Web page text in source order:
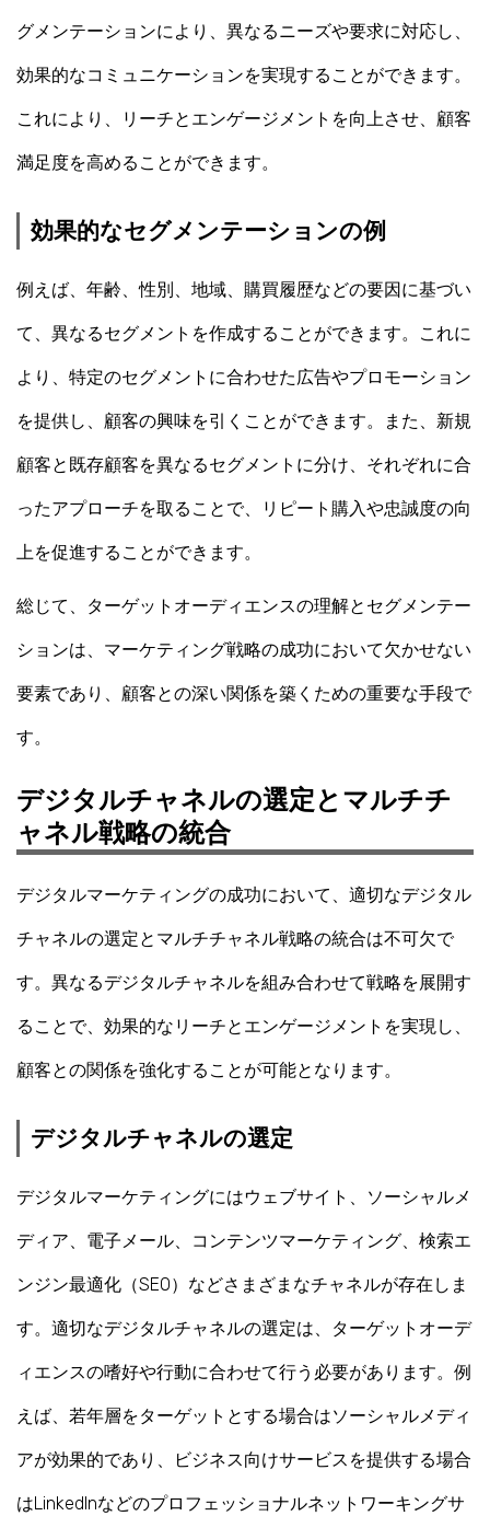
グメンテーションにより、異なるニーズや要求に対応し、
効果的なコミュニケーションを実現することができます。
これにより、リーチとエンゲージメントを向上させ、顧客
満足度を高めることができます。
効果的なセグメンテーションの例
例えば、年齢、性別、地域、購買履歴などの要因に基づい
て、異なるセグメントを作成することができます。これに
より、特定のセグメントに合わせた広告やプロモーション
を提供し、顧客の興味を引くことができます。また、新規
顧客と既存顧客を異なるセグメントに分け、それぞれに合
ったアプローチを取ることで、リピート購入や忠誠度の向
上を促進することができます。
総じて、ターゲットオーディエンスの理解とセグメンテー
ションは、マーケティング戦略の成功において欠かせない
要素であり、顧客との深い関係を築くための重要な手段で
す。
デジタルチャネルの選定とマルチチ
ャネル戦略の統合
デジタルマーケティングの成功において、適切なデジタル
チャネルの選定とマルチチャネル戦略の統合は不可欠で
す。異なるデジタルチャネルを組み合わせて戦略を展開す
ることで、効果的なリーチとエンゲージメントを実現し、
顧客との関係を強化することが可能となります。
デジタルチャネルの選定
デジタルマーケティングにはウェブサイト、ソーシャルメ
ディア、電子メール、コンテンツマーケティング、検索エ
ンジン最適化（SEO）などさまざまなチャネルが存在しま
す。適切なデジタルチャネルの選定は、ターゲットオーデ
ィエンスの嗜好や行動に合わせて行う必要があります。例
えば、若年層をターゲットとする場合はソーシャルメディ
アが効果的であり、ビジネス向けサービスを提供する場合
はLinkedInなどのプロフェッショナルネットワーキングサ